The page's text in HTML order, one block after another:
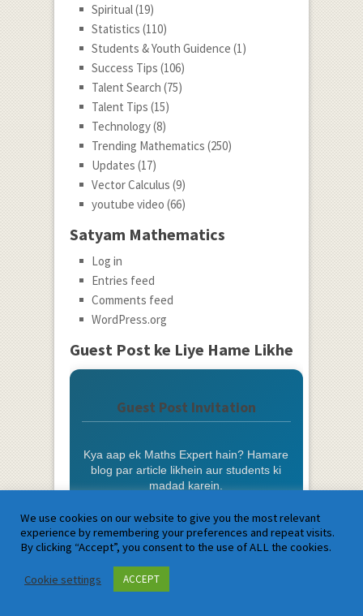
Spiritual(19)
Statistics (110)
Students & Youth Guidence (1)
Success Tips (106)
Talent Search (75)
Talent Tips (15)
Technology(8)
Trending Mathematics (250)
Updates (17)
Vector Calculus (9)
youtube video (66)
Satyam Mathematics
Log in
Entries feed
Comments feed
WordPress.org
Guest Post ke Liye Hame Likhe
Guest Post Invitation
Kya aap ek Maths Expert hain? Hamare
blog par article likhein aur students ki
madad karein.
Photo aur Bio ke saath Credit
Do-Follow Backlink
Free Promotion
We use cookies on our website to give you the most relevant
experience by remembering your preferences and repeat visits.
By clicking “Accept”, you consent to the use of ALL the cookies.
Cookie settings ACCEPT